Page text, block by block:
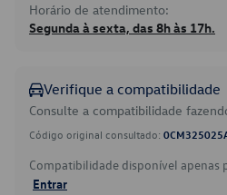
Horário de atendimento:
Segunda à sexta, das 8h às 17h.
Verifique a compatibilidade
Consulte a compatibilidade
Código original consultado:
Compatibilidade disponível apenas
Entrar